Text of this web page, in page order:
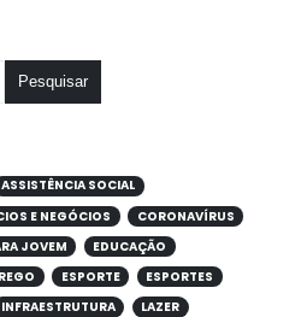
Pesquisar
ASSISTÊNCIA SOCIAL
E NEGÓCIOS
CORONAVÍRUS
JOVEM
EDUCAÇÃO
ESPORTE
ESPORTES
INFRAESTRUTURA
LAZER